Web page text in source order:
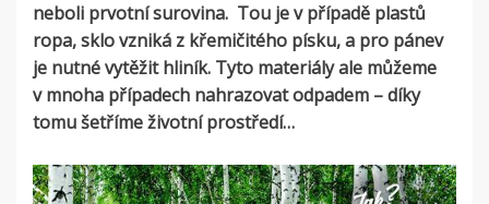
neboli prvotní surovina. Tou je v případě plastů
ropa, sklo vzniká z křemičitého písku, a pro pánev
je nutné vytěžit hliník. Tyto materiály ale můžeme
v mnoha případech nahrazovat odpadem – díky
tomu šetříme životní prostředí…